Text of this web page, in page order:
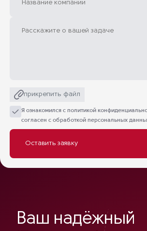
прикрепить файл
Я ознакомился с политикой
согласен с обработкой персональных
Ваш надёжный